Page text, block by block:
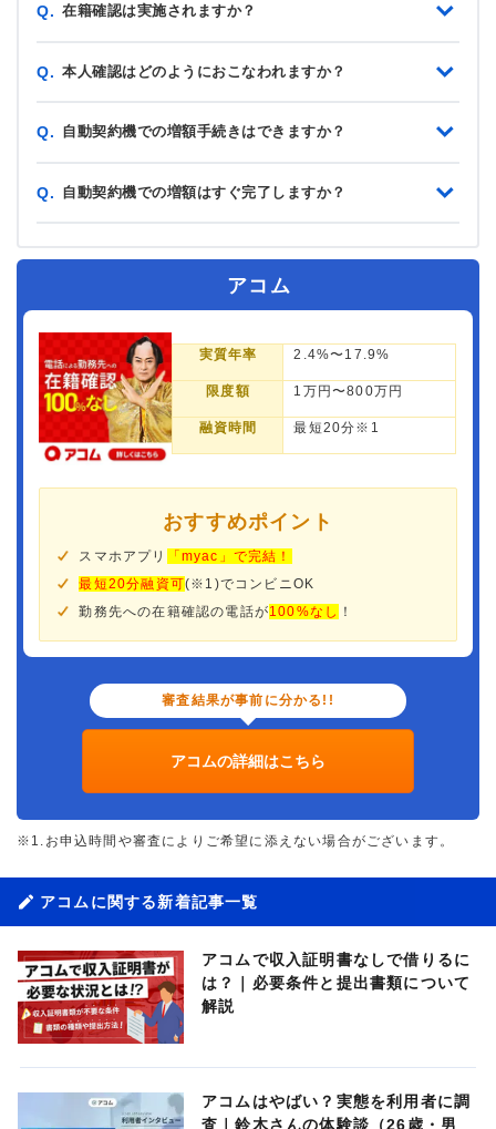
Q. 在籍確認は実施されますか？
Q. 本人確認はどのようにおこなわれますか？
Q. 自動契約機での増額手続きはできますか？
Q. 自動契約機での増額はすぐ完了しますか？
アコム
実質年率 2.4%〜17.9%
限度額 1万円〜800万円
融資時間 最短20分※1
おすすめポイント
スマホアプリ
「myac」で完結！
最短20分融資可(※1)でコンビニOK
勤務先への在籍確認の電話が100%なし ！
審査結果が事前に分かる!!
アコムの詳細はこちら
※1.お申込時間や審査によりご希望に添えない場合がございます。
アコムに関する新着記事一覧
アコムで収入証明書なしで借りるに
は？｜必要条件と提出書類について
解説
アコムはやばい？実態を利用者に調
査｜鈴木さんの体験談（26歳・男